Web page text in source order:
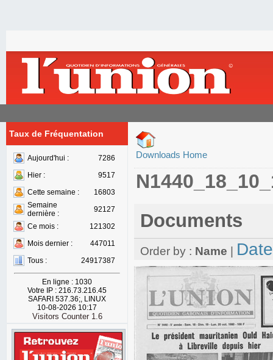
Taux de Fréquentation
Aujourd'hui :
7286
Hier :
9517
Cette semaine :
16803
Semaine
dernière :
92127
Ce mois :
121302
Mois dernier :
447011
Tous :
24917387
En ligne : 1030
Votre IP : 216.73.216.45
SAFARI 537.36;, LINUX
10-08-2026 10:17
Visitors Counter 1.6
Downloads Home
Documents
Order by : Name Date